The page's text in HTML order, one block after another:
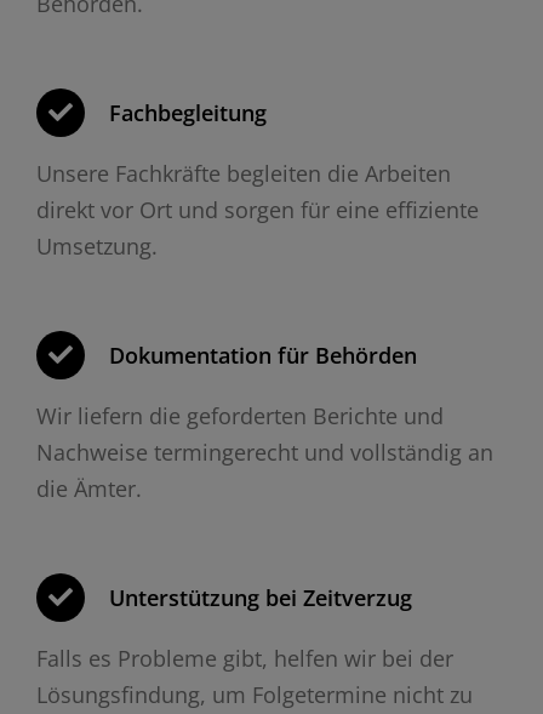
Fachbegleitung
Unsere Fachkräfte begleiten die Arbeiten
direkt vor Ort und sorgen für eine effiziente
Umsetzung.
Dokumentation für Behörden
Wir liefern die geforderten Berichte und
Nachweise termingerecht und vollständig an
die Ämter.
Unterstützung bei Zeitverzug
Falls es Probleme gibt, helfen wir bei der
Lösungsfindung, um Folgetermine nicht zu